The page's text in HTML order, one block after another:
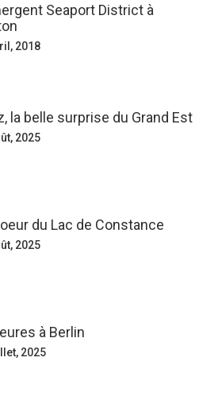
Seaport District à
2018
la belle surprise du Grand Est
2025
du Lac de Constance
2025
à Berlin
2025